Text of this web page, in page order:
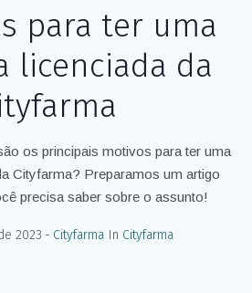
para ter uma
licenciada da
os principais motivos para ter uma
Cityfarma? Preparamos um artigo
precisa saber sobre o assunto!
2023 Cityfarma In Cityfarma